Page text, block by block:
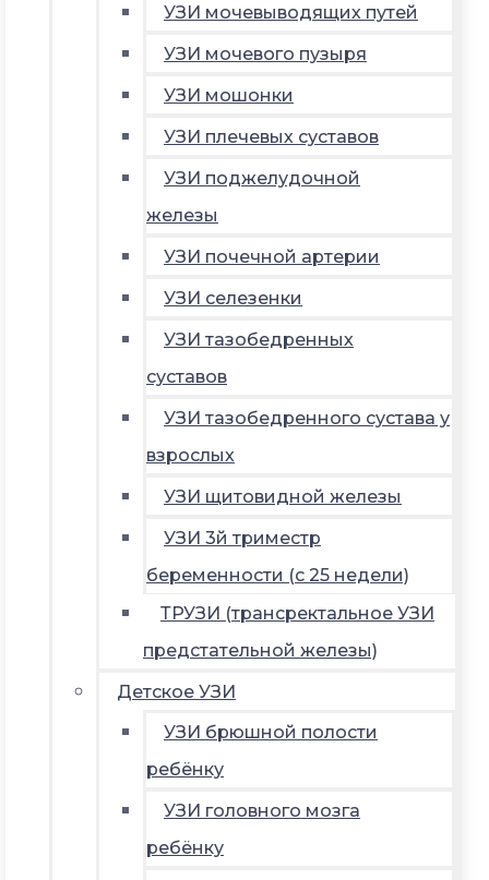
УЗИ мочевыводящих путей
УЗИ мочевого пузыря
УЗИ мошонки
УЗИ плечевых суставов
УЗИ поджелудочной
железы
УЗИ почечной артерии
УЗИ селезенки
УЗИ тазобедренных
суставов
УЗИ тазобедренного сустава у
взрослых
УЗИ щитовидной железы
УЗИ 3й триместр
беременности (с 25 недели)
ТРУЗИ (трансректальное УЗИ
предстательной железы)
Детское УЗИ
УЗИ брюшной полости
ребёнку
УЗИ головного мозга
ребёнку